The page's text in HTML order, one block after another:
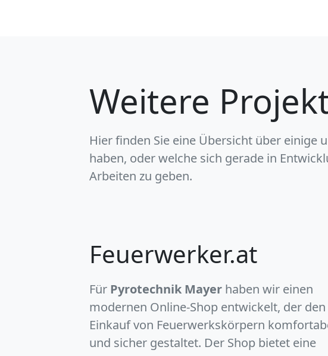
Weitere
Hier finden Sie eine Übersicht über einige
haben, oder welche sich gerade in
Arbeiten zu geben.
Feuerwerker.at
Für Pyrotechnik Mayer haben wir einen
modernen Online-Shop entwickelt, der den
Einkauf von Feuerwerkskörpern
und sicher gestaltet. Der Shop bietet eine